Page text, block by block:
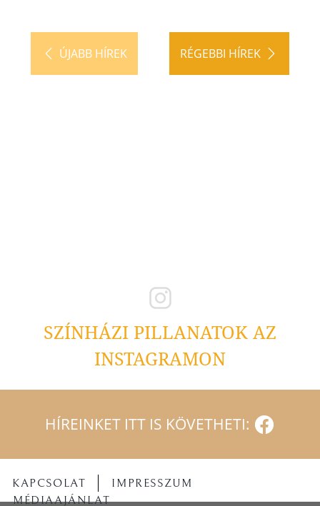
ÚJABB HÍREK RÉGEBBI HÍREK
SZÍNHÁZI PILLANATOK AZ
INSTAGRAMON
HÍREINKET ITT IS KÖVETHETI:
KAPCSOLAT
IMPRESSZUM
MÉDIAAJÁNLAT